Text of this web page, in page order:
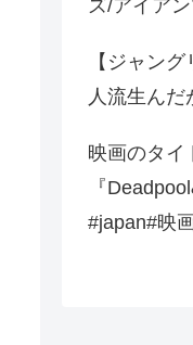
ズ/アイアン
【ジャン
人流生ん
映画のタイ
『
#japan#映